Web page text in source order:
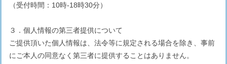
（受付時間：10時-18時30分）
３．個人情報の第三者提供について
ご提供頂いた個人情報は、法令等に規定される場合を除き、事前
にご本人の同意なく第三者に提供することはありません。